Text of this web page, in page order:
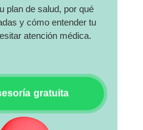
plan de salud, por qué
y cómo entender tu
atención médica.
gratuita